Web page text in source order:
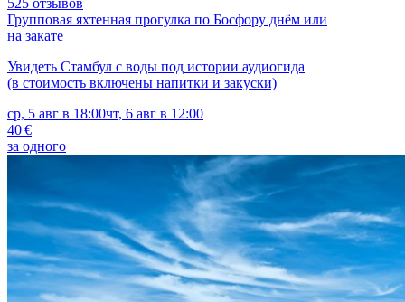
Групповая яхтенная прогулка по Босфору днём или
на закате
Увидеть Стамбул с воды под истории аудиогида
(в стоимость включены напитки и закуски)
ср, 5 авг в 18:00чт, 6 авг в 12:00
40 €
за одного